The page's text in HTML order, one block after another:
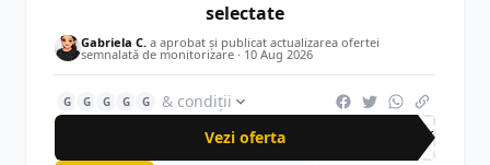
selectate
Gabriela C. a aprobat și publicat actualizarea ofertei
semnalată de monitorizare · 10 Aug 2026
G G G G G
& condiții
Vezi oferta
-50%